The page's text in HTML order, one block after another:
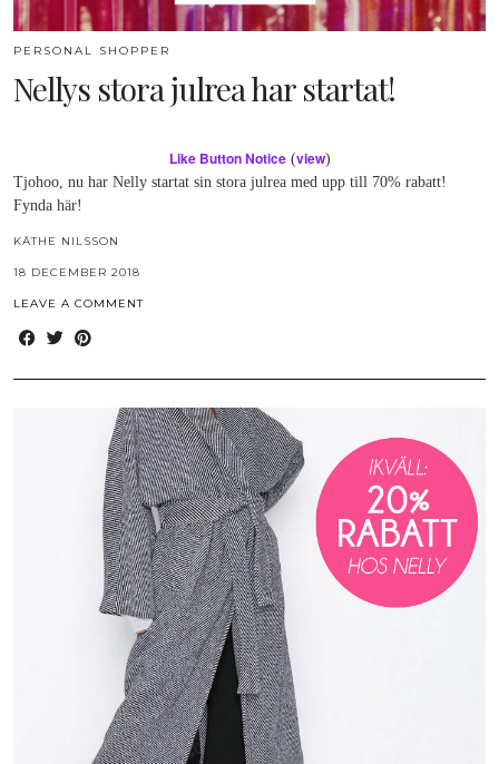
PERSONAL SHOPPER
Nellys stora julrea har startat!
Like Button Notice(view)
Tjohoo, nu har Nelly startat sin stora julrea med upp till 70% rabatt!
Fynda här!
KÄTHE NILSSON
18 DECEMBER 2018
LEAVE A COMMENT